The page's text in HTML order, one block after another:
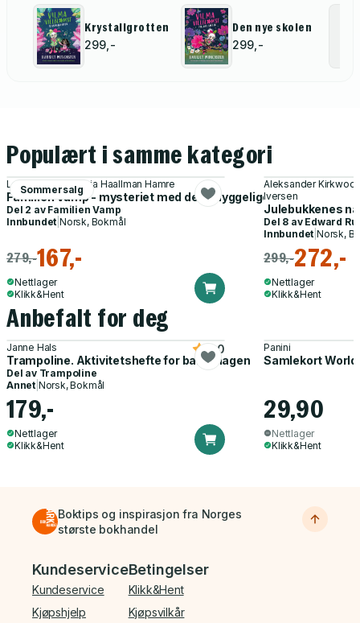
Krystallgrotten
299,-
Den nye skolen
299,-
Populært i samme kategori
Sommersalg
Lars Mæhle, Victoria Haallman Hamre
Familien Vamp - mysteriet med den uhyggelige vampyrjegeren
Del 2 av Familien Vamp
Innbundet |Norsk, Bokmål
279,-167,-
Nettlager
Klikk&Hent
Aleksander
Iversen
Julebukkenes
Del 8 av Edward
Innbundet Norsk,
299,-272,-
Nettlager
Klikk&Hent
Anbefalt for deg
Janne Hals
Trampoline. Aktivitetshefte for barnehagen
5.0
Del av Trampoline
Annet Norsk, Bokmål
179,-
Nettlager
Klikk&Hent
Panini
Samlekort
29,90
Nettlager
Klikk&Hent
Boktips og inspirasjon fra Norges
største bokhandel
Bunnmeny
Kundeservice
Kundeservice
Kjøpshjelp
Betingelser
Klikk&Hent
Kjøpsvilkår